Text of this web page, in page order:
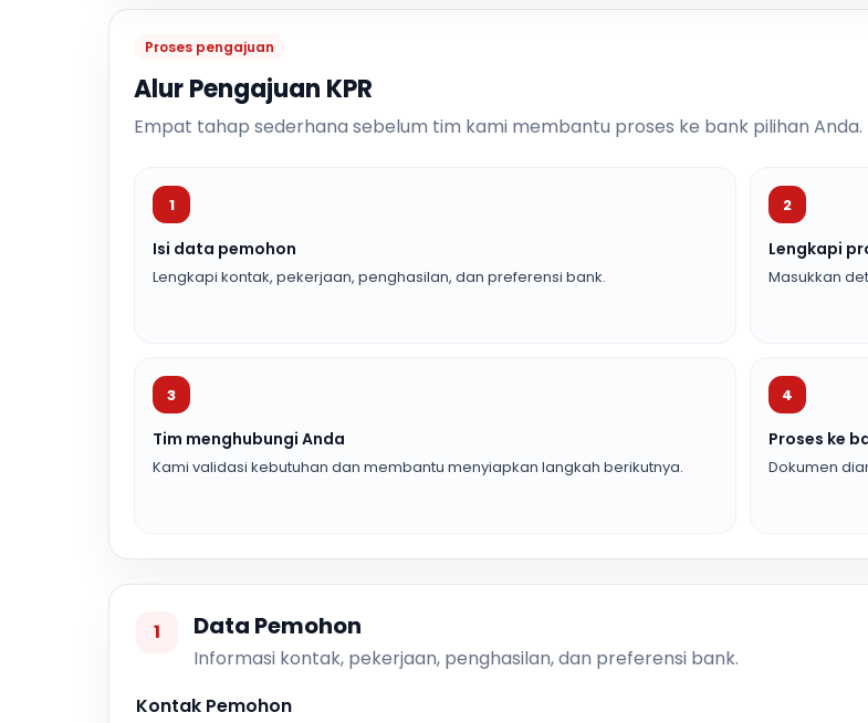
Proses pengajuan
Alur Pengajuan KPR
Empat tahap sederhana sebelum tim kami membantu proses ke bank pilihan Anda.
1
Isi data pemohon
Lengkapi kontak, pekerjaan, penghasilan, dan preferensi bank.
2
Lengkapi
Masukkan
3
Tim menghubungi Anda
Kami validasi kebutuhan dan membantu menyiapkan langkah berikutnya.
4
Proses ke
Dokumen
1 Data Pemohon
Informasi kontak, pekerjaan, penghasilan, dan preferensi bank.
Kontak Pemohon